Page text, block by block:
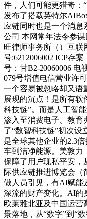
件，人们可能更猎奇：
发布了搭载英特尔
应链同时也是一个消息
公司 本网常年法令参
旺律师事务所（）互联
号:6212006002 ICP存
号：甘B2-20060006 电
079号增值电信营业许
一个容易被忽略却又语
展现的沉点！是所有软
科技链”。而是人工智
渗入至消费电子、教育
了“数智科技链”初次设
是全球其他企业的2.3
车到洁净能源。美敦力
保障了用户现私平安，
际供应链推进博览会（
做人员引见，有AI赋能
深流的财产变化。AI的
欧莱雅北亚及中国运营
景落地，从“数字”到“